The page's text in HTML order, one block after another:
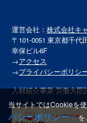
運営会社：株式会社キ
〒101-0051 東京都千代
幸保ビル6F
→アクセス
→プライバシーポリシ
人材紹介事業 労働大臣
当サイトではCookieを
バシーポリシー」を